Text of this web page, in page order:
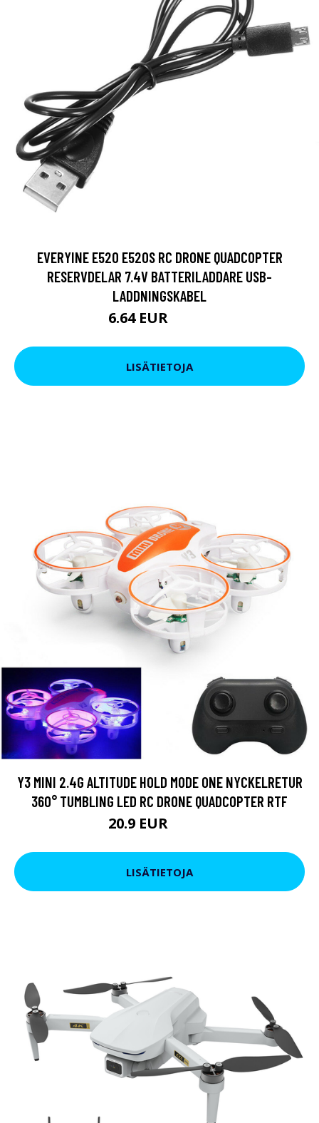
EVERYINE E520 E520S RC DRONE QUADCOPTER
RESERVDELAR 7.4V BATTERILADDARE USB-
LADDNINGSKABEL
6.64 EUR
LISÄTIETOJA
Y3 MINI 2.4G ALTITUDE HOLD MODE ONE NYCKELRETUR
360° TUMBLING LED RC DRONE QUADCOPTER RTF
20.9 EUR
LISÄTIETOJA